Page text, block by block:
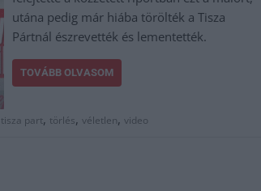
utána pedig már hiába törölték a Tisza
Pártnál észrevették és lementették.
TOVÁBB OLVASOM
tisza part, törlés, véletlen, video